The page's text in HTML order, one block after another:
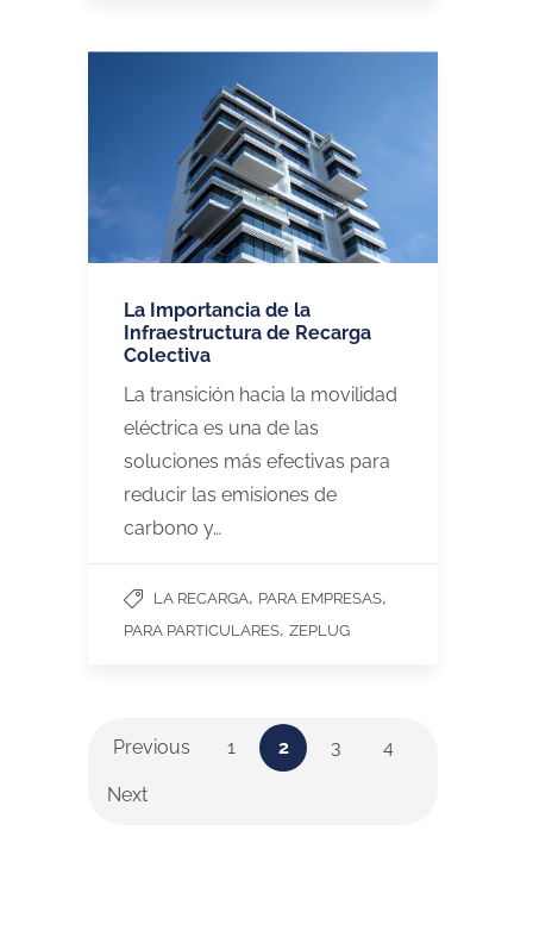
La Importancia de la
Infraestructura de Recarga
Colectiva
La transición hacia la movilidad
eléctrica es una de las
soluciones más efectivas para
reducir las emisiones de
carbono y…
LA RECARGA, PARA EMPRESAS,
PARA PARTICULARES, ZEPLUG
Previous 1 2 3 4
Next